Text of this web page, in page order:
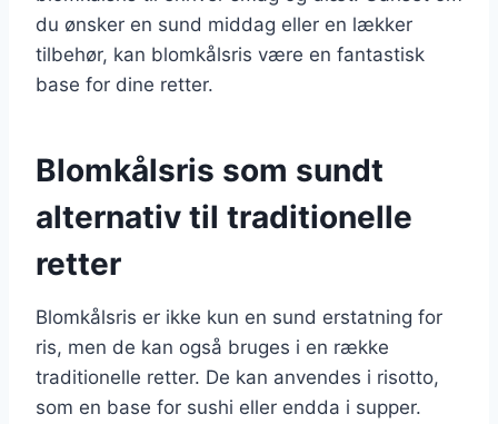
du ønsker en sund middag eller en lækker
tilbehør, kan blomkålsris være en fantastisk
base for dine retter.
Blomkålsris som sundt
alternativ til traditionelle
retter
Blomkålsris er ikke kun en sund erstatning for
ris, men de kan også bruges i en række
traditionelle retter. De kan anvendes i risotto,
som en base for sushi eller endda i supper.